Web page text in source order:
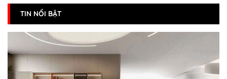
TIN NỔI BẬT